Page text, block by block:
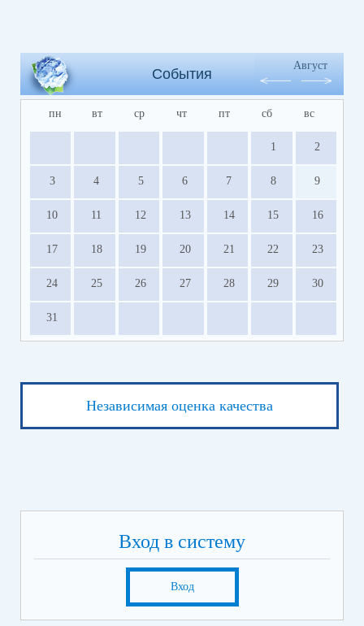
События
Август
пн вт ср чт пт сб вс
1 2
3 4 5 6 7 8 9
10 11 12 13 14 15 16
17 18 19 20 21 22 23
24 25 26 27 28 29 30
31
Независимая оценка качества
Вход в систему
Вход